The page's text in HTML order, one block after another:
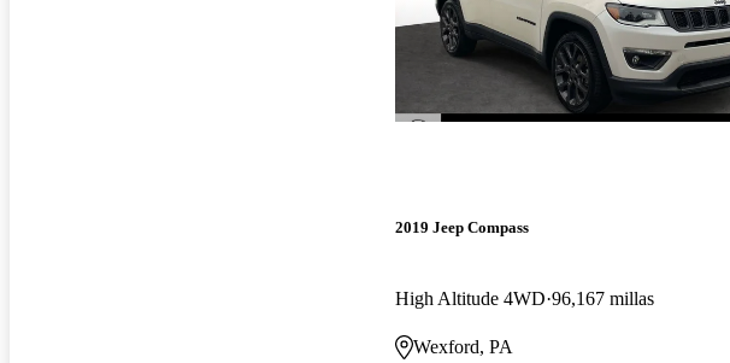
2019 Jeep Compass
High Altitude 4WD 96,167 millas
Wexford, PA